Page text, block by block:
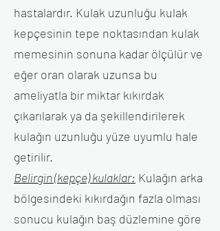
hastalardır. Kulak uzunluğu kulak
kepçesinin tepe noktasından kulak
memesinin sonuna kadar ölçülür ve
eğer oran olarak uzunsa bu
ameliyatla bir miktar kıkırdak
çıkarılarak ya da şekillendirilerek
kulağın uzunluğu yüze uyumlu hale
getirilir.
Belirgin (kepçe) kulaklar: Kulağın arka
bölgesindeki kıkırdağın fazla olması
sonucu kulağın baş düzlemine göre